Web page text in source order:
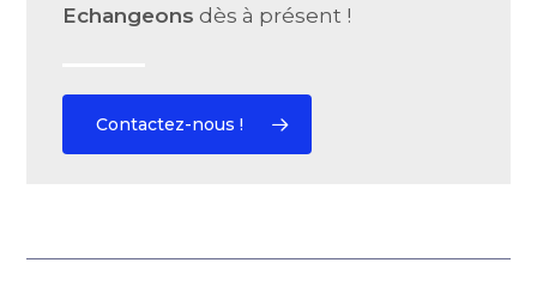
Echangeons dès à présent !
Contactez-nous !